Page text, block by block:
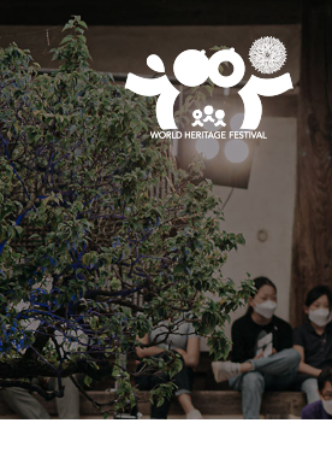
2021
세
계
유
산
축
전